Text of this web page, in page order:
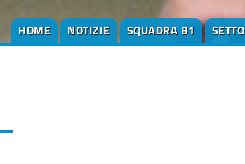
HOME NOTIZIE SQUADRA B1